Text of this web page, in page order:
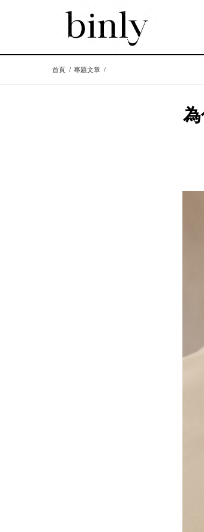
首頁 / 專題文章 /